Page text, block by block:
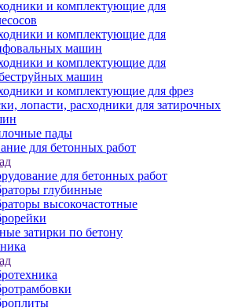
и комплектующие для
и комплектующие для
машин
и комплектующие для
машин
и комплектующие для фрез
лопасти, расходники для затирочных
пады
для бетонных работ
для бетонных работ
глубинные
высокочастотные
затирки по бетону